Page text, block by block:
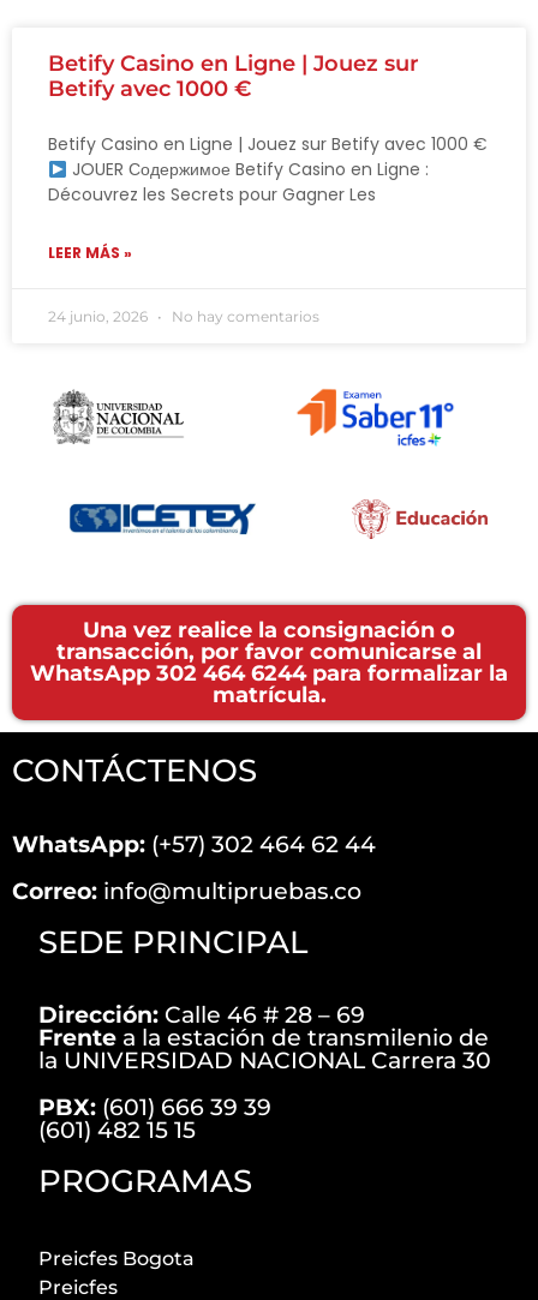
Betify Casino en Ligne | Jouez sur
Betify avec 1000 €
Betify Casino en Ligne | Jouez sur Betify avec 1000 €
JOUER Содержимое Betify Casino en Ligne :
Découvrez les Secrets pour Gagner Les
LEER MÁS »
24 junio, 2026 No hay comentarios
Una vez realice la consignación o
transacción, por favor comunicarse al
WhatsApp 302 464 6244 para formalizar la
matrícula.
CONTÁCTENOS
WhatsApp: (+57) 302 464 62 44
Correo: info@multipruebas.co
SEDE PRINCIPAL
Dirección: Calle 46 # 28 – 69
Frente a la estación de transmilenio de
la UNIVERSIDAD NACIONAL Carrera 30
PBX: (601) 666 39 39
(601) 482 15 15
PROGRAMAS
Preicfes Bogota
Preicfes